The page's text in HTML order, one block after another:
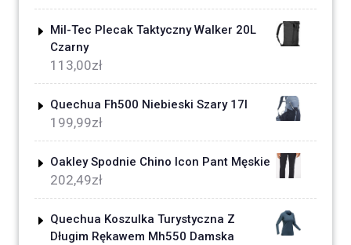
Mil-Tec Plecak Taktyczny Walker 20L
Czarny
113,00zł
Quechua Fh500 Niebieski Szary 17l
199,99zł
Oakley Spodnie Chino Icon Pant Męskie
202,49zł
Quechua Koszulka Turystyczna Z
Długim Rękawem Mh550 Damska